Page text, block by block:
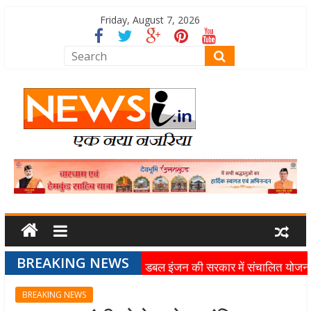
Friday, August 7, 2026
BREAKING NEWS
डबल इंजन की सरकार में संचालित
रहा है: मुख्यमंत्री
BREAKING NEWS